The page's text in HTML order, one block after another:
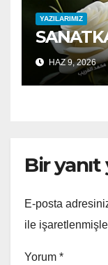
YAZILARIMIZ
HAZ 9, 2026
Bir yanıt
E-posta
ile
Yorum *